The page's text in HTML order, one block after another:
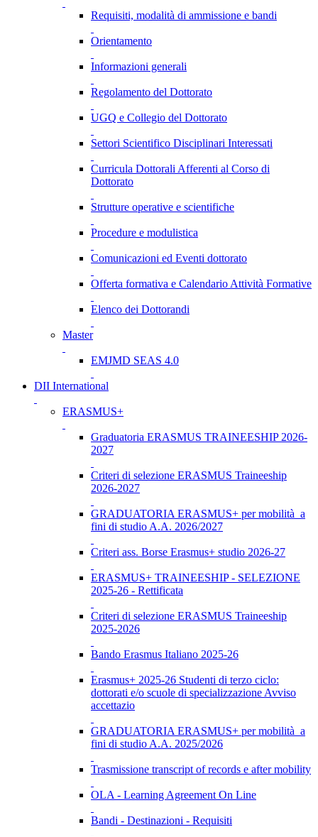
Requisiti, modalità di ammissione e bandi
Orientamento
Informazioni generali
Regolamento del Dottorato
UGQ e Collegio del Dottorato
Settori Scientifico Disciplinari Interessati
Curricula Dottorali Afferenti al Corso di
Dottorato
Strutture operative e scientifiche
Procedure e modulistica
Comunicazioni ed Eventi dottorato
Offerta formativa e Calendario Attività Formative
Elenco dei Dottorandi
Master
EMJMD SEAS 4.0
DII International
ERASMUS+
Graduatoria ERASMUS TRAINEESHIP 2026-
2027
Criteri di selezione ERASMUS Traineeship
2026-2027
GRADUATORIA ERASMUS+ per mobilità a
fini di studio A.A. 2026/2027
Criteri ass. Borse Erasmus+ studio 2026-27
ERASMUS+ TRAINEESHIP - SELEZIONE
2025-26 - Rettificata
Criteri di selezione ERASMUS Traineeship
2025-2026
Bando Erasmus Italiano 2025-26
Erasmus+ 2025-26 Studenti di terzo ciclo:
dottorati e/o scuole di specializzazione Avviso
accettazio
GRADUATORIA ERASMUS+ per mobilità a
fini di studio A.A. 2025/2026
Trasmissione transcript of records e after mobility
OLA - Learning Agreement On Line
Bandi - Destinazioni - Requisiti